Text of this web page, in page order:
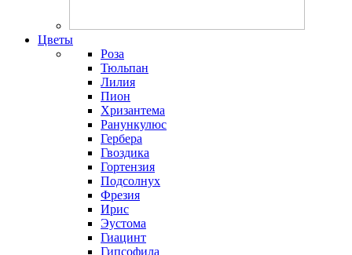
Цветы
Роза
Тюльпан
Лилия
Пион
Хризантема
Ранункулюс
Гербера
Гвоздика
Гортензия
Подсолнух
Фрезия
Ирис
Эустома
Гиацинт
Гипсофила